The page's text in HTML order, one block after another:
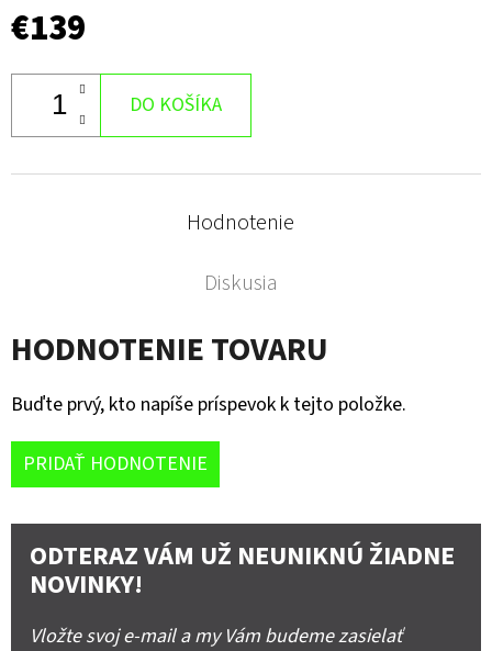
€139
DO KOŠÍKA
Hodnotenie
Diskusia
HODNOTENIE TOVARU
Buďte prvý, kto napíše príspevok k tejto položke.
PRIDAŤ HODNOTENIE
ODTERAZ VÁM UŽ NEUNIKNÚ ŽIADNE
NOVINKY!
Vložte svoj e-mail a my Vám budeme zasielať